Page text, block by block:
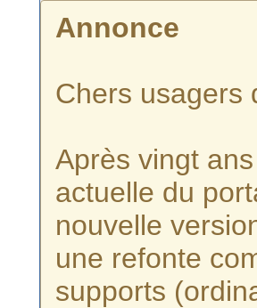
Annonce
Chers usagers
Après vingt
actuelle du
nouvelle
une refonte
supports